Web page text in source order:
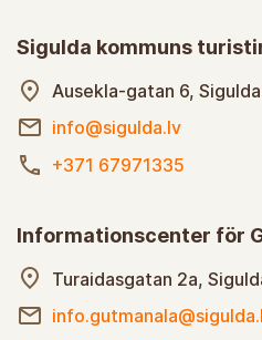
Sigulda kommuns
Ausekla-gatan 6, Sigulda
info@sigulda.lv
+371 67971335
Informationscenter för
Turaidasgatan 2a,